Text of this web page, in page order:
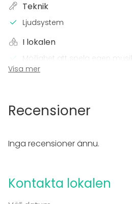
Teknik
Ljudsystem
I lokalen
Möjlighet att spela egen musik
Bröllop
Middag / Lunch
Konferens
Team building / Kick Off
Visa mer
Recensioner
Inga recensioner ännu.
Kontakta lokalen